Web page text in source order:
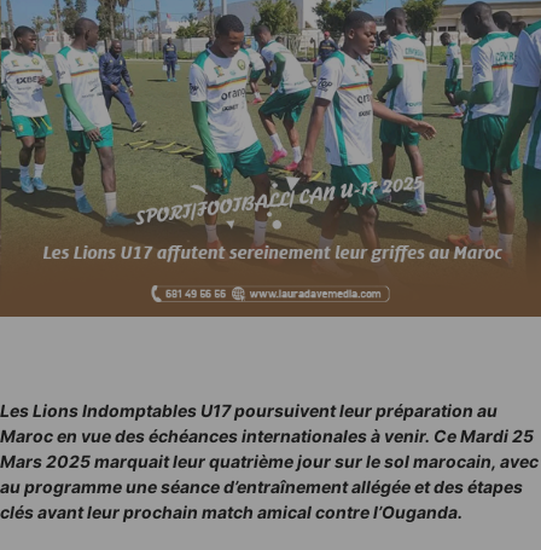
Les Lions Indomptables U17 poursuivent leur préparation au
Maroc en vue des échéances internationales à venir. Ce Mardi 25
Mars 2025 marquait leur quatrième jour sur le sol marocain, avec
au programme une séance d’entraînement allégée et des étapes
clés avant leur prochain match amical contre l’Ouganda.